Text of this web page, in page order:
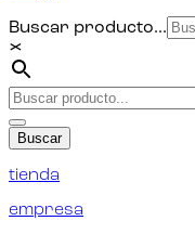
Buscar producto...
×
Buscar
tienda
empresa